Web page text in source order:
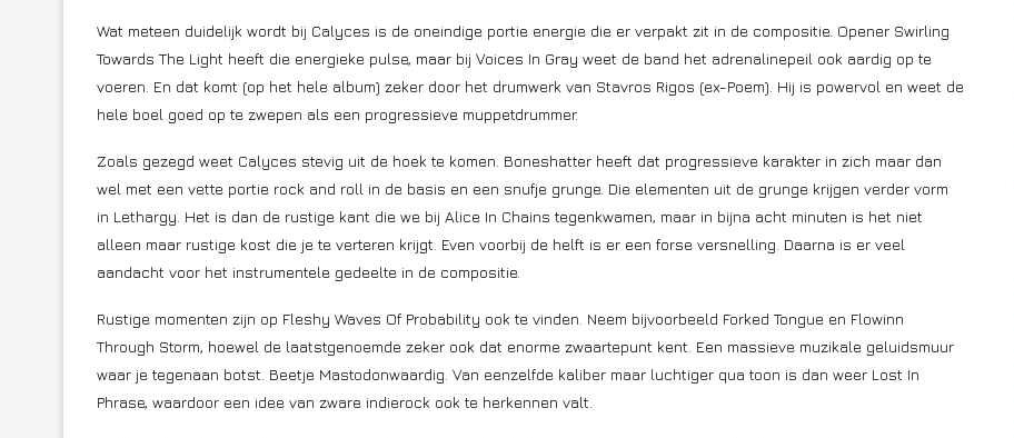
Wat meteen duidelijk wordt bij Calyces is de oneindige portie energie die er verpakt zit in de compositie. Opener Swirling
Towards The Light heeft die energieke pulse, maar bij Voices In Gray weet de band het adrenalinepeil ook aardig op te
voeren. En dat komt (op het hele album) zeker door het drumwerk van Stavros Rigos (ex-Poem). Hij is powervol en weet de
hele boel goed op te zwepen als een progressieve muppetdrummer.
Zoals gezegd weet Calyces stevig uit de hoek te komen. Boneshatter heeft dat progressieve karakter in zich maar dan
wel met een vette portie rock and roll in de basis en een snufje grunge. Die elementen uit de grunge krijgen verder vorm
in Lethargy. Het is dan de rustige kant die we bij Alice In Chains tegenkwamen, maar in bijna acht minuten is het niet
alleen maar rustige kost die je te verteren krijgt. Even voorbij de helft is er een forse versnelling. Daarna is er veel
aandacht voor het instrumentele gedeelte in de compositie.
Rustige momenten zijn op Fleshy Waves Of Probability ook te vinden. Neem bijvoorbeeld Forked Tongue en Flowinn
Through Storm, hoewel de laatstgenoemde zeker ook dat enorme zwaartepunt kent. Een massieve muzikale geluidsmuur
waar je tegenaan botst. Beetje Mastodonwaardig. Van eenzelfde kaliber maar luchtiger qua toon is dan weer Lost In
Phrase, waardoor een idee van zware indierock ook te herkennen valt.